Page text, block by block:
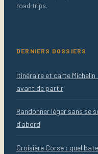
road-trips.
DERNIERS DOSSIERS
Itinéraire et carte
avant de partir
Randonner léger sans se
d’abord
Croisière Corse : quel